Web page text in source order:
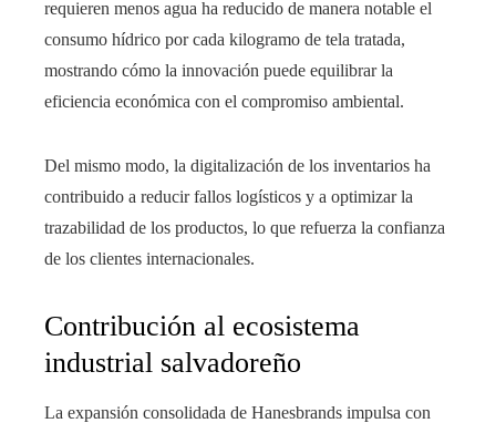
requieren menos agua ha reducido de manera notable el
consumo hídrico por cada kilogramo de tela tratada,
mostrando cómo la innovación puede equilibrar la
eficiencia económica con el compromiso ambiental.
Del mismo modo, la digitalización de los inventarios ha
contribuido a reducir fallos logísticos y a optimizar la
trazabilidad de los productos, lo que refuerza la confianza
de los clientes internacionales.
Contribución al ecosistema
industrial salvadoreño
La expansión consolidada de Hanesbrands impulsa con